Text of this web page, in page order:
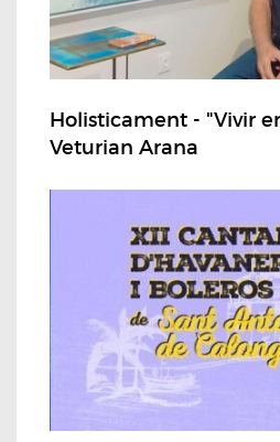
Holisticament - "Vivir
Veturian Arana